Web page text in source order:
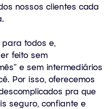
nossos clientes cada
todos e,
feito sem
e sem intermediários
Por isso, oferecemos
pra que
seguro, confiante e